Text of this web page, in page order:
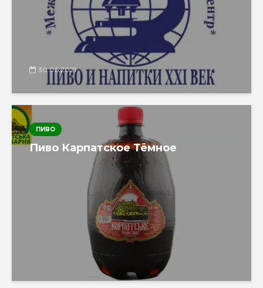
30.06.2021
ПИВО
Пиво Карпатское Тёмное